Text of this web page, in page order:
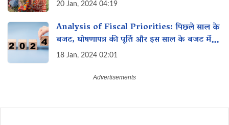
20 Jan, 2024 04:19
Analysis of Fiscal Priorities: पिछले साल के
बजट, घोषणापत्र की पूर्ति और इस साल के बजट में
महिलाओं के लिए विशेष इच्छा
18 Jan, 2024 02:01